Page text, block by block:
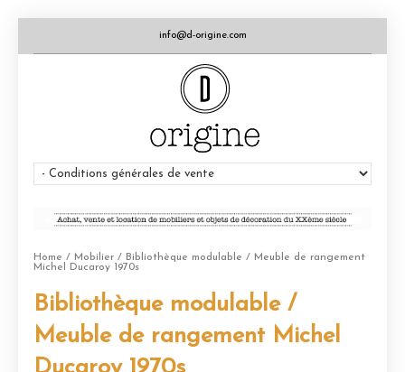
info@d-origine.com
Home / Mobilier / Bibliothèque modulable / Meuble de rangement
Michel Ducaroy 1970s
Bibliothèque modulable /
Meuble de rangement Michel